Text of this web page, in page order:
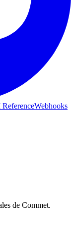
Webhooks
de Commet.